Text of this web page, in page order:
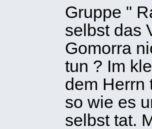
Gruppe "
selbst das
Gomorra
tun ? Im
dem Herrn
so wie es
selbst tat.